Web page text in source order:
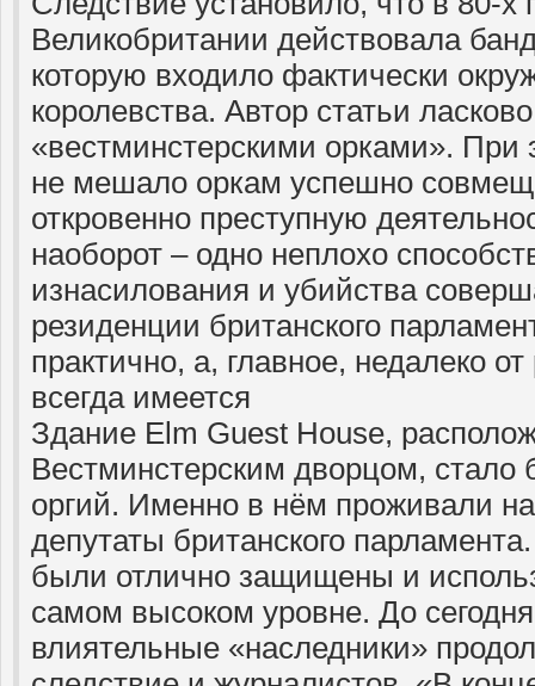
Великобритании действовала
которую входило фактически
королевства. Автор статьи
«вестминстерскими орками». При
не мешало оркам успешно
откровенно преступную
наоборот – одно неплохо
изнасилования и убийства
резиденции британского
практично, а, главное, недалеко
всегда имеется
Здание Elm Guest House,
Вестминстерским дворцом, стало
оргий. Именно в нём проживали
депутаты британского
были отлично защищены и
самом высоком уровне. До
влиятельные «наследники»